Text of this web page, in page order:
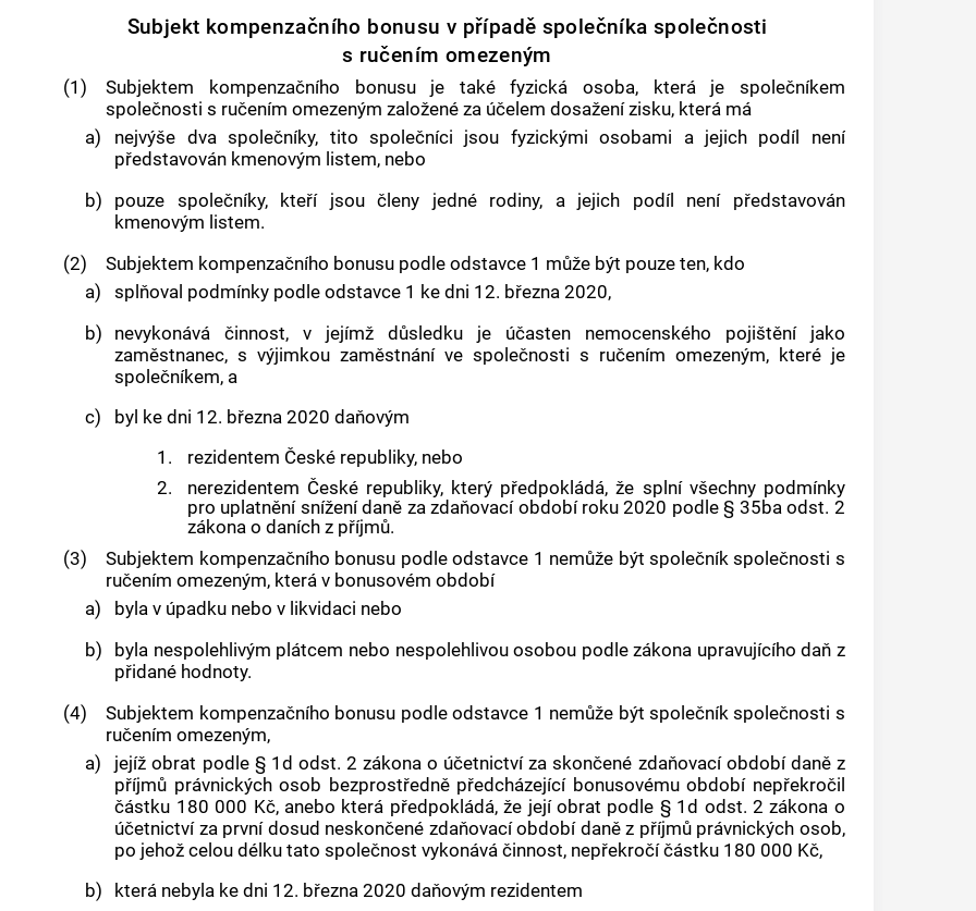
Subjekt kompenzačního bonusu v případě společníka společnosti
s ručením omezeným
(1)
Subjektem kompenzačního bonusu je také fyzická osoba, která je společníkem
společnosti s ručením omezeným založené za účelem dosažení zisku, která má
a)
nejvýše dva společníky, tito společníci jsou fyzickými osobami a jejich podíl není
představován kmenovým listem, nebo
b)
pouze společníky, kteří jsou členy jedné rodiny, a jejich podíl není představován
kmenovým listem.
(2)
Subjektem kompenzačního bonusu podle odstavce 1 může být pouze ten, kdo
a)
splňoval podmínky podle odstavce 1 ke dni 12. března 2020,
b)
nevykonává činnost, v jejímž důsledku je účasten nemocenského pojištění jako
zaměstnanec, s výjimkou zaměstnání ve společnosti s ručením omezeným, které je
společníkem, a
c)
byl ke dni 12. března 2020 daňovým
1.
rezidentem České republiky, nebo
2.
nerezidentem České republiky, který předpokládá, že splní všechny podmínky
pro uplatnění snížení daně za zdaňovací období roku 2020 podle § 35ba odst. 2
zákona o daních z příjmů.
(3)
Subjektem kompenzačního bonusu podle odstavce 1 nemůže být společník společnosti s
ručením omezeným, která v bonusovém období
a)
byla v úpadku nebo v likvidaci nebo
b)
byla nespolehlivým plátcem nebo nespolehlivou osobou podle zákona upravujícího daň z
přidané hodnoty.
(4)
Subjektem kompenzačního bonusu podle odstavce 1 nemůže být společník společnosti s
ručením omezeným,
a)
jejíž obrat podle § 1d odst. 2 zákona o účetnictví za skončené zdaňovací období daně z
příjmů právnických osob bezprostředně předcházející bonusovému období nepřekročil
částku 180 000 Kč, anebo která předpokládá, že její obrat podle § 1d odst. 2 zákona o
účetnictví za první dosud neskončené zdaňovací období daně z příjmů právnických osob,
po jehož celou délku tato společnost vykonává činnost, nepřekročí částku 180 000 Kč,
b)
která nebyla ke dni 12. března 2020 daňovým rezidentem